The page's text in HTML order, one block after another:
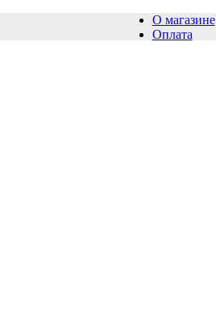
О магазине
Оплата